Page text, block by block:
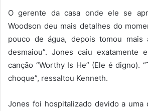
O gerente da casa onde ele se
Woodson deu mais detalhes do
pouco de água, depois tomou mais
desmaiou”. Jones caiu exatamente
canção “Worthy Is He” (Ele é digno).
choque”, ressaltou Kenneth.
Jones foi hospitalizado devido a uma